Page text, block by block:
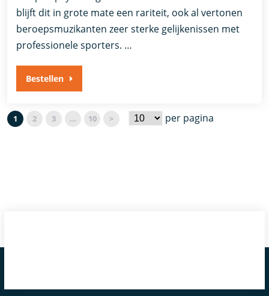
blijft dit in grote mate een rariteit, ook al vertonen
beroepsmuzikanten zeer sterke gelijkenissen met
professionele sporters. …
Bestellen
1 2 3 … 10 > per pagina